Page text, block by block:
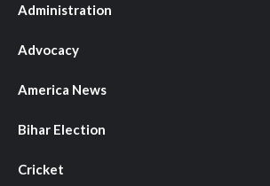
Administration
Advocacy
America News
Bihar Election
Cricket